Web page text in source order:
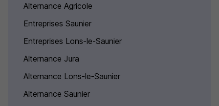
Alternance Agricole
Entreprises Saunier
Entreprises Lons-le-Saunier
Alternance Jura
Alternance Lons-le-Saunier
Alternance Saunier